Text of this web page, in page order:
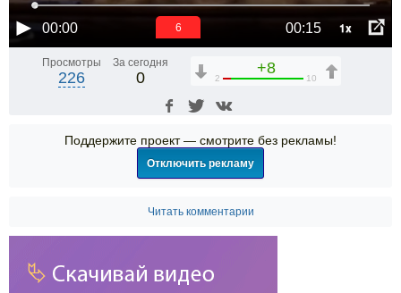
00:00 00:15 1x
5
Просмотры
226
За сегодня
0
+8
2 10
Поддержите проект — смотрите без рекламы!
Отключить рекламу
Читать комментарии